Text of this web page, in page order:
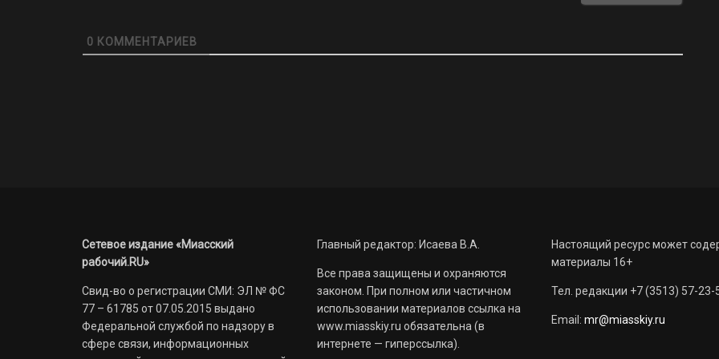
0 КОММЕНТАРИЕВ
Сетевое издание «Миасский
рабочий.RU»
Свид-во о регистрации СМИ: ЭЛ № ФС
77 – 61785 от 07.05.2015 выдано
Федеральной службой по надзору в
сфере связи, информационных
Главный редактор: Исаева В.А.
Все права защищены и охраняются
законом. При полном или частичном
использовании материалов ссылка на
www.miasskiy.ru обязательна (в
интернете — гиперссылка).
Настоящий ресурс может
материалы 16+
Тел. редакции +7 (3513) 57-23-
Email: mr@miasskiy.ru